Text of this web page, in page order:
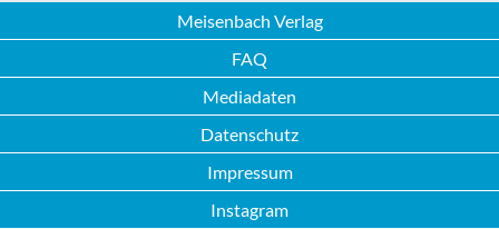
Meisenbach Verlag
FAQ
Mediadaten
Datenschutz
Impressum
Instagram